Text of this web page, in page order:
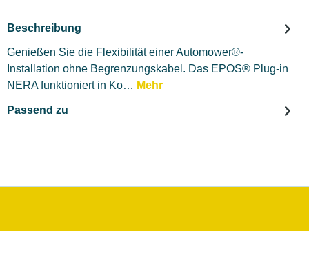
Beschreibung
Genießen Sie die Flexibilität einer Automower®-
Installation ohne Begrenzungskabel. Das EPOS® Plug-in
NERA funktioniert in Ko… Mehr
Passend zu